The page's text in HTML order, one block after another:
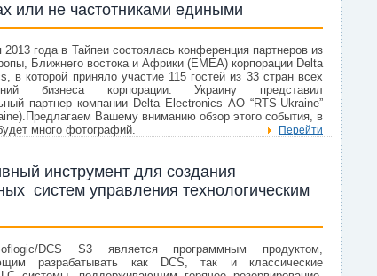
или не частотниками едиными
2013 года в Тайпеи состоялась конференция партнеров из
Ближнего востока и Африки (EMEA) корпорации Delta
в которой приняло участие 115 гостей из 33 стран всех
бизнеса корпорации. Украину представил
партнер компании Delta Electronics АО “RTS-Ukraine”
Вашему вниманию обзор этого события, в
много фотографий.
Перейти
инструмент для создания
систем управления технологическим
DCS S3 является программным продуктом,
разрабатывать как DCS, так и классические